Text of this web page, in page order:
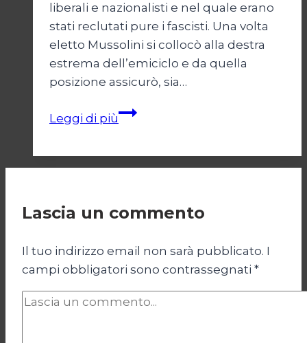
liberali e nazionalisti e nel quale erano
stati reclutati pure i fascisti. Una volta
eletto Mussolini si collocò alla destra
estrema dell’emiciclo e da quella
posizione assicurò, sia…
Leggi di piùIl
di
Lascia un commento
Il tuo indirizzo email non sarà pubblicato. I
campi obbligatori sono contrassegnati *